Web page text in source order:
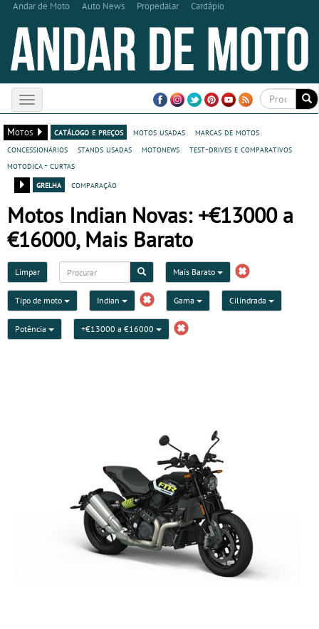
Andar de Moto Auto News Propedalar Cardápio
Toggle
navigation
Motos
catálogo e preços motos usadas
marcas de motos
concessionários
stands usadas motonews
test-drives e comparativos
motodica - curtas
grelha
comparação
Motos Indian Novas: +€13000 a
€16000, Mais Barato
Limpar Mais Barato
Tipo de moto Indian Gama Cilindrada
Potência +€13000 a €16000